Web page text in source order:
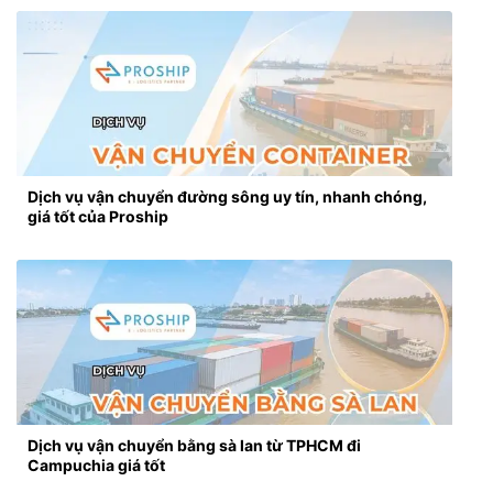
Dịch vụ vận chuyển đường sông uy tín, nhanh chóng,
giá tốt của Proship
Dịch vụ vận chuyển bằng sà lan từ TPHCM đi
Campuchia giá tốt